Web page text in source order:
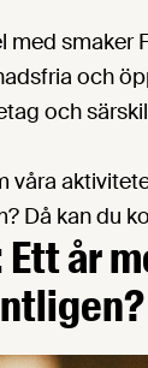
smaker
och
och
Då kan du
år